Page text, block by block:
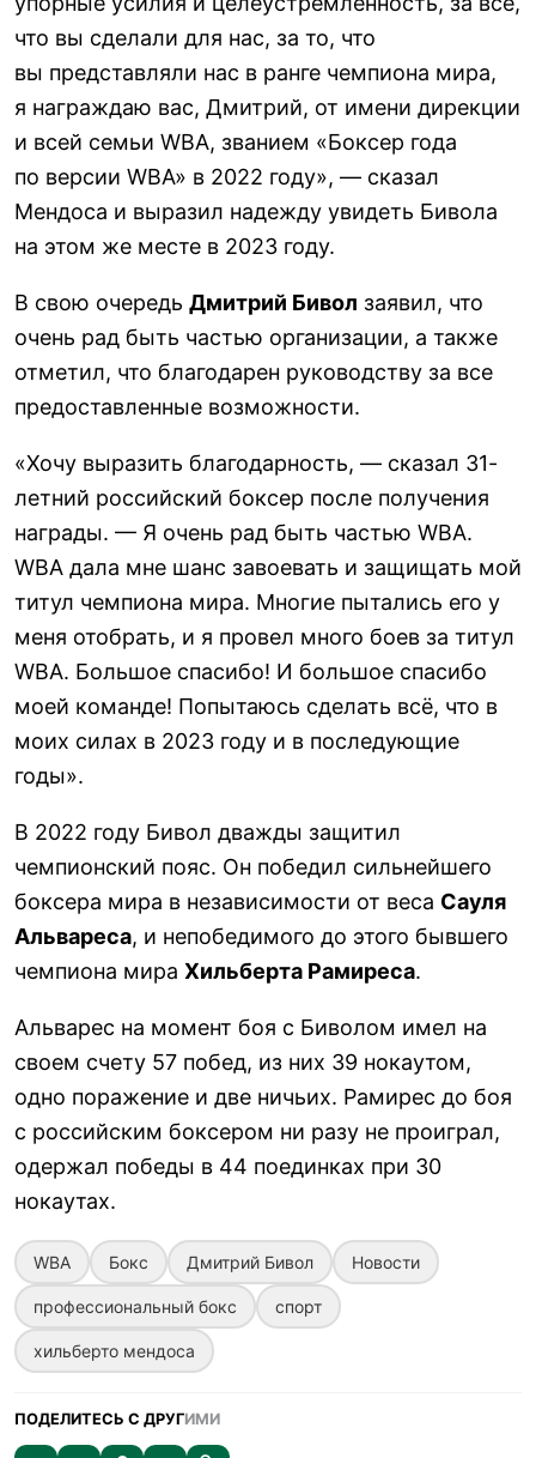
что вы сделали для нас, за то, что
вы представляли нас в ранге чемпиона мира,
я награждаю вас, Дмитрий, от имени дирекции
и всей семьи WBA, званием «Боксер года
по версии WBA» в 2022 году», — сказал
Мендоса и выразил надежду увидеть Бивола
на этом же месте в 2023 году.
В свою очередь Дмитрий Бивол заявил, что
очень рад быть частью организации, а также
отметил, что благодарен руководству за все
предоставленные возможности.
«Хочу выразить благодарность, — сказал 31-
летний российский боксер после получения
награды. — Я очень рад быть частью WBA.
WBA дала мне шанс завоевать и защищать мой
титул чемпиона мира. Многие пытались его у
меня отобрать, и я провел много боев за титул
WBA. Большое спасибо! И большое спасибо
моей команде! Попытаюсь сделать всё, что в
моих силах в 2023 году и в последующие
годы».
В 2022 году Бивол дважды защитил
чемпионский пояс. Он победил сильнейшего
боксера мира в независимости от веса Сауля
Альвареса, и непобедимого до этого бывшего
чемпиона мира Хильберта Рамиреса.
Альварес на момент боя с Биволом имел на
своем счету 57 побед, из них 39 нокаутом,
одно поражение и две ничьих. Рамирес до боя
с российским боксером ни разу не проиграл,
одержал победы в 44 поединках при 30
нокаутах.
WBA Бокс Дмитрий Бивол Новости
профессиональный бокс спорт
хильберто мендоса
ПОДЕЛИТЕСЬ С ДРУГИМИ